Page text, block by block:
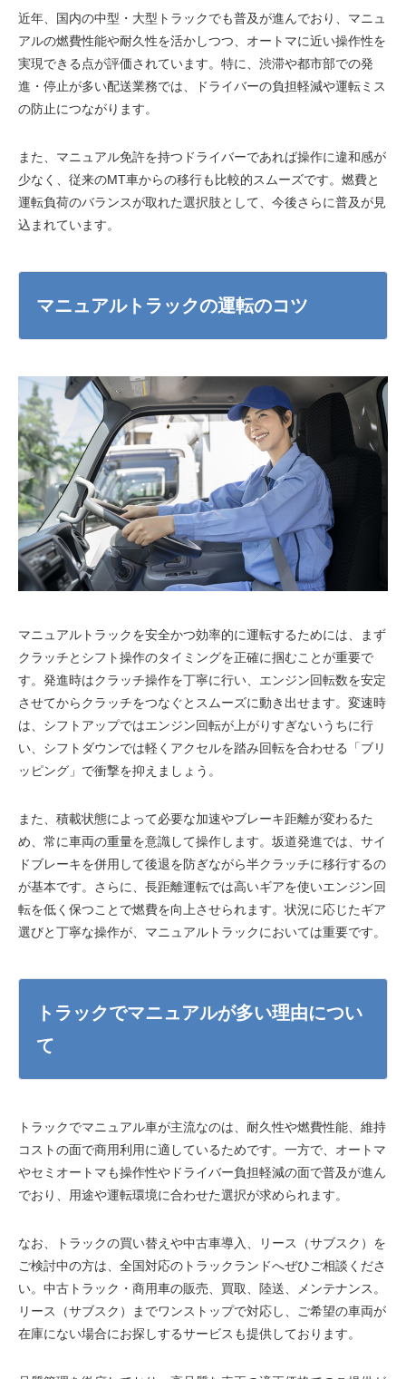
近年、国内の中型・大型トラックでも普及が進んでおり、マニュ
アルの燃費性能や耐久性を活かしつつ、オートマに近い操作性を
実現できる点が評価されています。特に、渋滞や都市部での発
進・停止が多い配送業務では、ドライバーの負担軽減や運転ミス
の防止につながります。
また、マニュアル免許を持つドライバーであれば操作に違和感が
少なく、従来のMT車からの移行も比較的スムーズです。燃費と
運転負荷のバランスが取れた選択肢として、今後さらに普及が見
込まれています。
マニュアルトラックの運転のコツ
マニュアルトラックを安全かつ効率的に運転するためには、まず
クラッチとシフト操作のタイミングを正確に掴むことが重要で
す。発進時はクラッチ操作を丁寧に行い、エンジン回転数を安定
させてからクラッチをつなぐとスムーズに動き出せます。変速時
は、シフトアップではエンジン回転が上がりすぎないうちに行
い、シフトダウンでは軽くアクセルを踏み回転を合わせる「ブリ
ッピング」で衝撃を抑えましょう。
また、積載状態によって必要な加速やブレーキ距離が変わるた
め、常に車両の重量を意識して操作します。坂道発進では、サイ
ドブレーキを併用して後退を防ぎながら半クラッチに移行するの
が基本です。さらに、長距離運転では高いギアを使いエンジン回
転を低く保つことで燃費を向上させられます。状況に応じたギア
選びと丁寧な操作が、マニュアルトラックにおいては重要です。
トラックでマニュアルが多い理由につい
て
トラックでマニュアル車が主流なのは、耐久性や燃費性能、維持
コストの面で商用利用に適しているためです。一方で、オートマ
やセミオートマも操作性やドライバー負担軽減の面で普及が進ん
でおり、用途や運転環境に合わせた選択が求められます。
なお、トラックの買い替えや中古車導入、リース（サブスク）を
ご検討中の方は、全国対応のトラックランドへぜひご相談くださ
い。中古トラック・商用車の販売、買取、陸送、メンテナンス。
リース（サブスク）までワンストップで対応し、ご希望の車両が
在庫にない場合にお探しするサービスも提供しております。